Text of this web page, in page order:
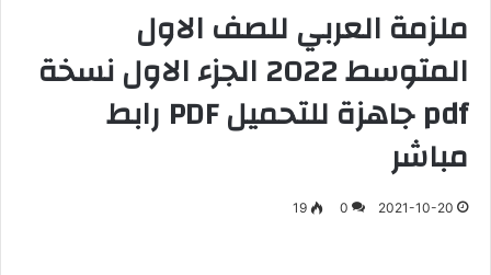
ملزمة العربي للصف الاول
المتوسط 2022 الجزء الاول نسخة
pdf جاهزة للتحميل PDF رابط
مباشر
2021-10-20
0
19